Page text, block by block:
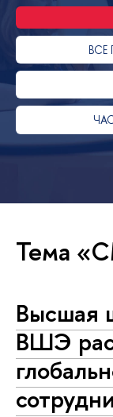
Тема
Высшая
ВШЭ